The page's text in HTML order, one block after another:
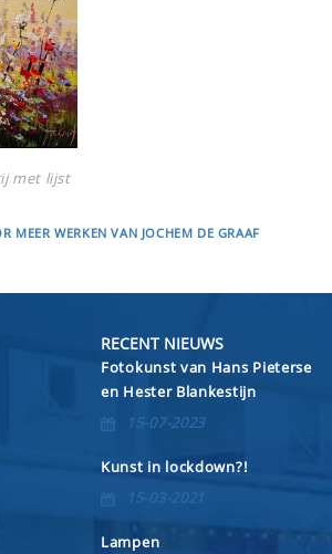
met lijst
MEER WERKEN VAN JOCHEM DE GRAAF
RECENT NIEUWS
Fotokunst van Hans Pieterse
en Hester Blankestijn
15-07-2023
Kunst in lockdown?!
15-03-2021
Lampen